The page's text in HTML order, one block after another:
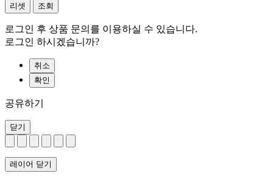
리셋
조회
로그인 후 상품 문의를 이용하실 수 있습니다.
로그인 하시겠습니까?
취소
확인
공유하기
닫기
레이어 닫기